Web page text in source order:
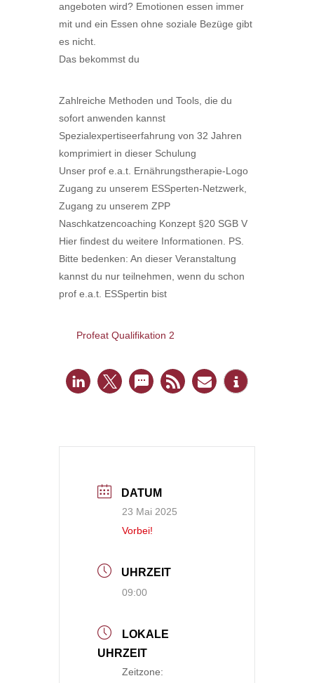
angeboten wird? Emotionen essen immer
mit und ein Essen ohne soziale Bezüge gibt
es nicht.
Das bekommst du
Zahlreiche Methoden und Tools, die du
sofort anwenden kannst
Spezialexpertiseerfahrung von 32 Jahren
komprimiert in dieser Schulung
Unser prof e.a.t. Ernährungstherapie-Logo
Zugang zu unserem ESSperten-Netzwerk,
Zugang zu unserem ZPP
Naschkatzencoaching Konzept §20 SGB V
Hier findest du weitere Informationen. PS.
Bitte bedenken: An dieser Veranstaltung
kannst du nur teilnehmen, wenn du schon
prof e.a.t. ESSpertin bist
Profeat Qualifikation 2
DATUM
23 Mai 2025
Vorbei!
UHRZEIT
09:00
LOKALE
UHRZEIT
Zeitzone: